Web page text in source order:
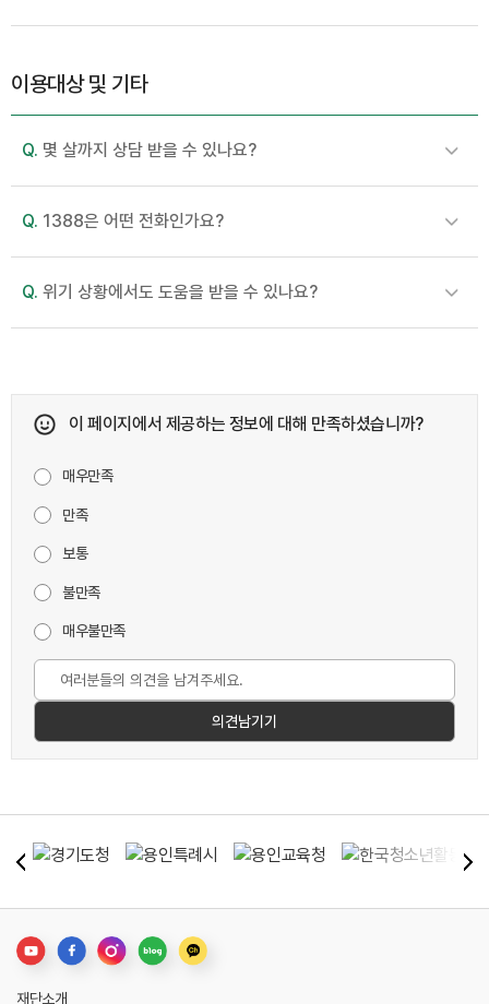
이용대상 및 기타
Q. 몇 살까지 상담 받을 수 있나요?
Q. 1388은 어떤 전화인가요?
Q. 위기 상황에서도 도움을 받을 수 있나요?
이 페이지에서 제공하는 정보에 대해 만족하셨습니까?
매우만족
만족
보통
불만족
매우불만족
재단소개